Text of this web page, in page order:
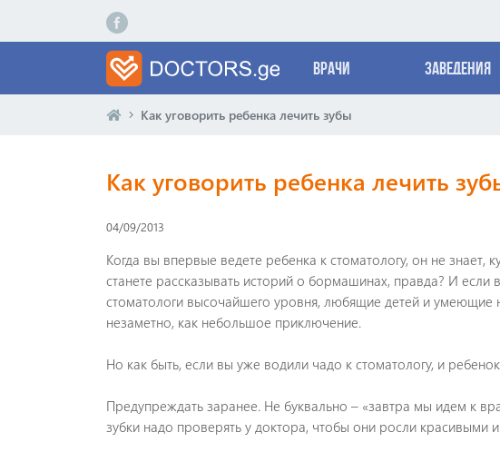
Врачи Заведения
Как уговорить ребенка лечить зубы
Как уговорить ребенка лечить
04/09/2013
Когда вы впервые ведете ребенка к стоматологу, он не знает,
станете рассказывать историй о бормашинах, правда? И если
стоматологи высочайшего уровня, любящие детей и умеющие
незаметно, как небольшое приключение.
Но как быть, если вы уже водили чадо к стоматологу, и
Предупреждать заранее. Не буквально – «завтра мы идем к
зубки надо проверять у доктора, чтобы они росли красивыми